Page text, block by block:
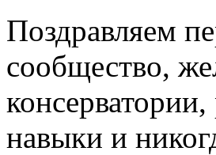
Поздравляем
сообщество,
навыки и